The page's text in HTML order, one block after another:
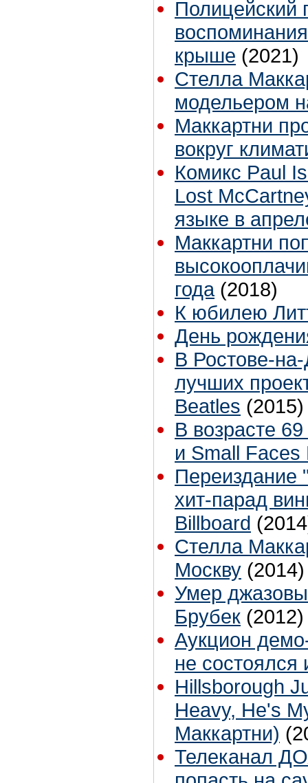
Полицейский
крыше (2021)
Стелла
модельером
Маккартни
вокруг
Комикс Paul
Lost
языке в
Маккартни
года (2018)
К юбилею
День
В Ростове-
лучших
Beatles (2015)
В возрасте
и Small
Переиздание
хит-парад
Billboard
Стелла
Москву (2014)
Умер
Брубек (2012)
Аукцион
не состоялся
Hillsborough
Heavy, He's
Маккартни)
Телеканал